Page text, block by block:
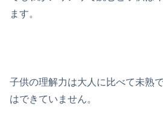
ます。
子供の理解力は大人に比べて未熟
はできていません。